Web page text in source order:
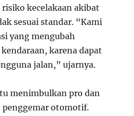
kecelakaan akibat
sesuai standar. “Kami
yang mengubah
karena dapat
jalan,” ujarnya.
menimbulkan pro dan
otomotif.